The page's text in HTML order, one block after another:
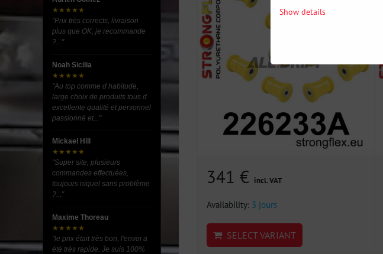
341 € incl. VAT
Availability: 3 jours
SELECT VARIANT
★★★★★
"Prix très corrects, livraison
plus que OK, je recommande
?..."
Noah Sicilia
★★★★★
"Au top comme d habitude,
large choix de produits tous d
excellente qualité et personnel
passionné et..."
Mickael Hill
★★★★★
"Super site, plusieurs
commandes effectuées,
toujours niquel sans problème
?..."
Maxime Thoreau
★★★★★
"le prix était très bon, l'envoi a
été très rapide. Je suis 100%
Show details